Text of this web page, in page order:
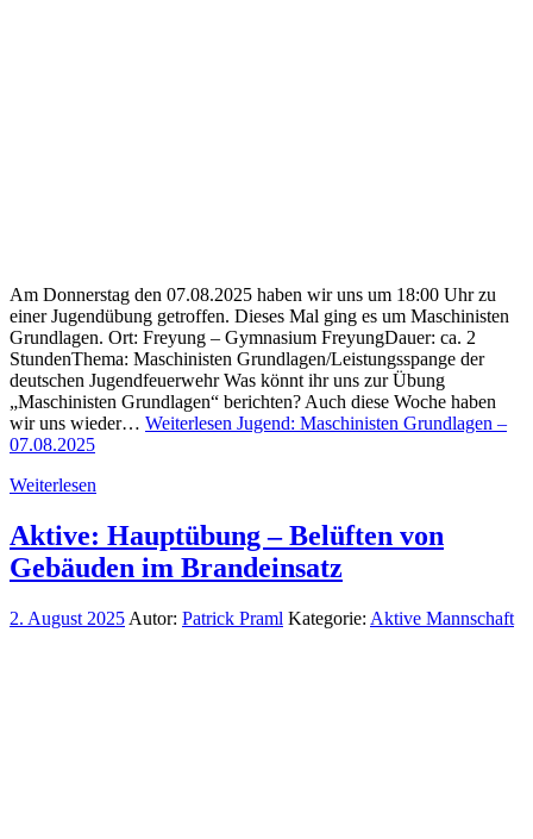
Am Donnerstag den 07.08.2025 haben wir uns um 18:00 Uhr zu
einer Jugendübung getroffen. Dieses Mal ging es um Maschinisten
Grundlagen. Ort: Freyung – Gymnasium FreyungDauer: ca. 2
StundenThema: Maschinisten Grundlagen/Leistungsspange der
deutschen Jugendfeuerwehr Was könnt ihr uns zur Übung
„Maschinisten Grundlagen“ berichten? Auch diese Woche haben
wir uns wieder… Weiterlesen Jugend: Maschinisten Grundlagen –
07.08.2025
Weiterlesen
Aktive: Hauptübung – Belüften von
Gebäuden im Brandeinsatz
2. August 2025 Autor: Patrick Praml Kategorie: Aktive Mannschaft